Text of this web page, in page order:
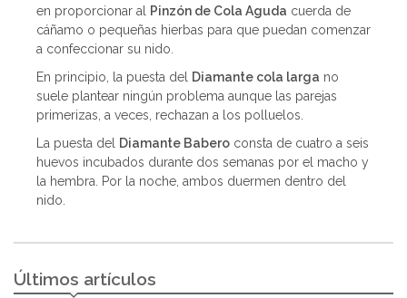
en proporcionar al Pinzón de Cola Aguda cuerda de
cáñamo o pequeñas hierbas para que puedan comenzar
a confeccionar su nido.
En principio, la puesta del Diamante cola larga no
suele plantear ningún problema aunque las parejas
primerizas, a veces, rechazan a los polluelos.
La puesta del Diamante Babero consta de cuatro a seis
huevos incubados durante dos semanas por el macho y
la hembra. Por la noche, ambos duermen dentro del
nido.
Últimos artículos